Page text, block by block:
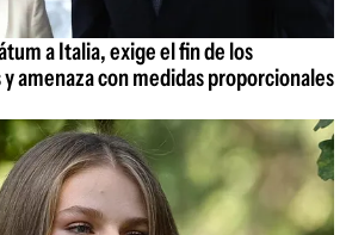
a Italia, exige el fin de los
amenaza con medidas proporcionales